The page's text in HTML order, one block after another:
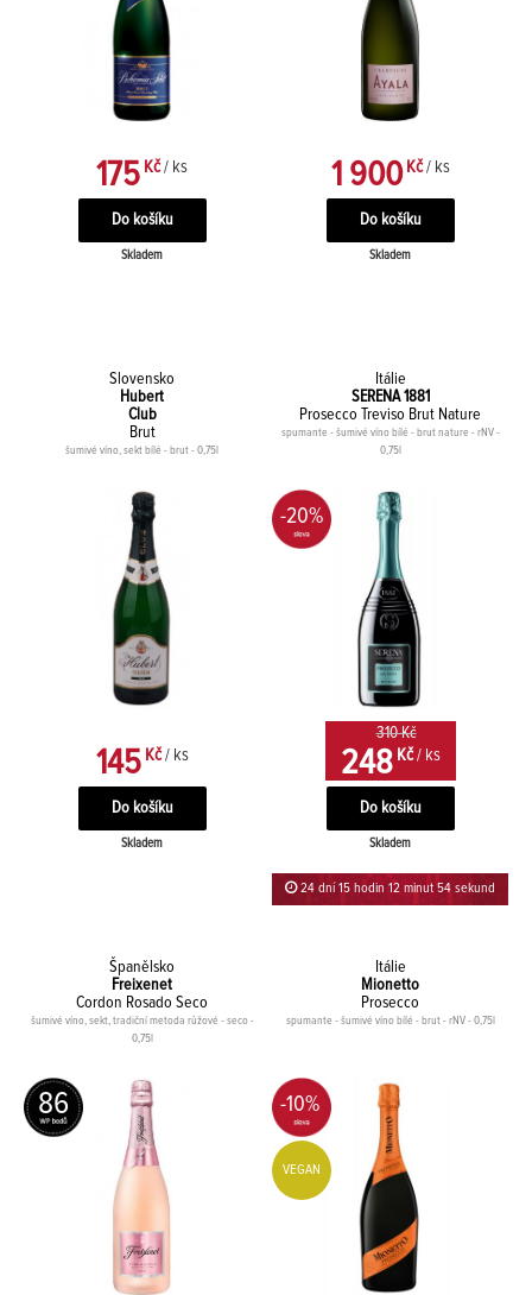
175 Kč / ks
Skladem
1 900Kč / ks
Skladem
Slovensko
Hubert
Club
Brut
šumivé víno, sekt bílé - brut - 0,75l
145 Kč / ks
Skladem
Itálie
SERENA 1881
Prosecco Treviso Brut Nature
spumante - šumivé víno bílé - brut nature - rNV -
0,75l
-20%
310 Kč
248Kč / ks
Skladem
24 dní 15 hodin 12 minut 54 sekund
Španělsko
Freixenet
Cordon Rosado Seco
šumivé víno, sekt, tradiční metoda růžové - seco -
0,75l
86
Itálie
Mionetto
Prosecco
spumante - šumivé víno bílé - brut - rNV - 0,75l
-10%
VEGAN